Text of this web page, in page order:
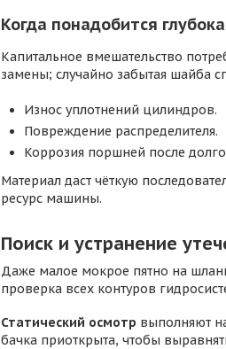
Когда понадобится
Капитальное вмешательство
замены; случайно забытая шайба
Износ уплотнений цилиндров.
Повреждение распределителя.
Коррозия поршней после
Материал даст чёткую
ресурс машины.
Поиск и устранение
Даже малое мокрое пятно на
проверка всех контуров
Статический осмотр выполняют
бачка приоткрыта, чтобы